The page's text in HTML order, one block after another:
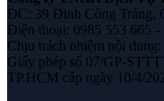
ĐC: 39 Đinh Công Tráng,
Điện thoại: 0985 553 665
Chịu trách nhiệm nội
Giấy phép số 07/GP-
TP.HCM cấp ngày 10/4/